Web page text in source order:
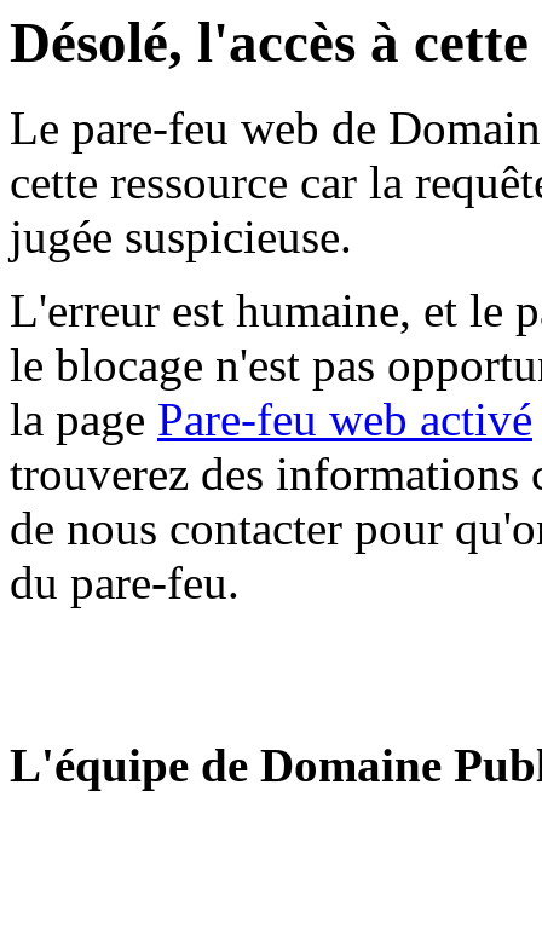
Désolé, l'accès à
Le pare-feu web de
cette ressource car la
jugée suspicieuse.
L'erreur est humaine, et le
le blocage n'est pas
la page Pare-feu web activé
trouverez des informations
de nous contacter pour
du pare-feu.
L'équipe de Domaine